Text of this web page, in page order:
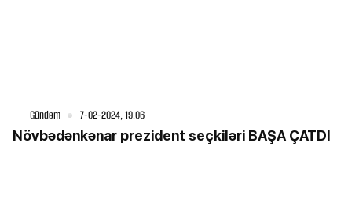
Gündəm 7-02-2024, 19:06
Növbədənkənar prezident seçkiləri BAŞA ÇATDI